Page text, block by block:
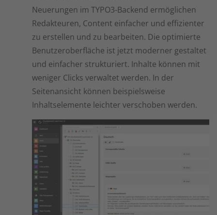
Neuerungen im TYPO3-Backend ermöglichen
Redakteuren, Content einfacher und effizienter
zu erstellen und zu bearbeiten. Die optimierte
Benutzeroberfläche ist jetzt moderner gestaltet
und einfacher strukturiert. Inhalte können mit
weniger Clicks verwaltet werden. In der
Seitenansicht können beispielsweise
Inhaltselemente leichter verschoben werden.